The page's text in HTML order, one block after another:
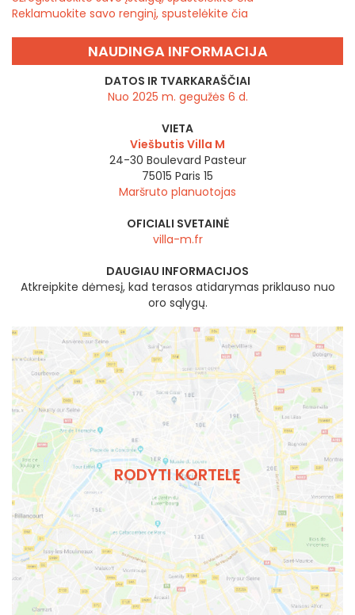
Reklamuokite savo renginį, spustelėkite čia
NAUDINGA INFORMACIJA
DATOS IR TVARKARAŠČIAI
Nuo 2025 m. gegužės 6 d.
VIETA
Viešbutis Villa M
24-30 Boulevard Pasteur
75015 Paris 15
Maršruto planuotojas
OFICIALI SVETAINĖ
villa-m.fr
DAUGIAU INFORMACIJOS
Atkreipkite dėmesį, kad terasos atidarymas priklauso nuo
oro sąlygų.
RODYTI KORTELĘ